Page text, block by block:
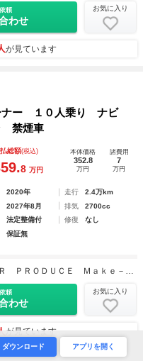
頼
わせ
お気に入り
が見ています
ナー １０人乗り ナビ
禁煙車
総額(税込)
8 万円
本体価格
352.8
万円
諸費用
7
万円
2020年 走行
2.4万km
2027年8月 排気
2700cc
法定整備付 修復
なし
保証無
ＴＯＴＡＬ ＣＡＲ ＰＲＯＤＵＣＥ Ｍａｋｅ－ｕｐ（メイクアップ）
頼
わせ
お気に入り
が見ています
ダウンロード アプリを開く